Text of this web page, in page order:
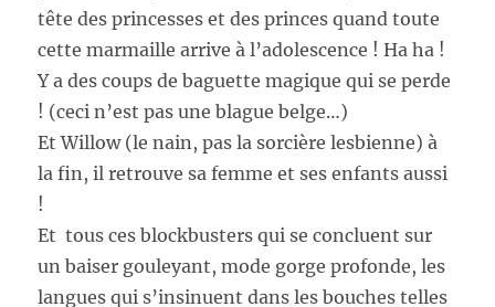
tête des princesses et des princes quand toute
cette marmaille arrive à l’adolescence ! Ha ha !
Y a des coups de baguette magique qui se perde
! (ceci n’est pas une blague belge…)
Et Willow (le nain, pas la sorcière lesbienne) à
la fin, il retrouve sa femme et ses enfants aussi
!
Et tous ces blockbusters qui se concluent sur
un baiser gouleyant, mode gorge profonde, les
langues qui s’insinuent dans les bouches telles